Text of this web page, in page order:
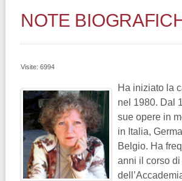
NOTE
Visite: 6994
Ha iniziato la
nel 1980. Dal
sue opere in
in Italia,
Belgio. Ha
anni il corso